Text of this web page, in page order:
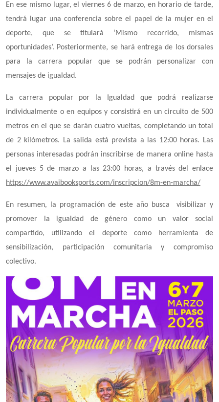
En ese mismo lugar, el viernes 6 de marzo, en horario de tarde,
tendrá lugar una conferencia sobre el papel de la mujer en el
deporte, que se titulará ‘Mismo recorrido, mismas
oportunidades’. Posteriormente, se hará entrega de los dorsales
para la carrera popular que se podrán personalizar con
mensajes de igualdad.
La carrera popular por la Igualdad que podrá realizarse
individualmente o en equipos y consistirá en un circuito de 500
metros en el que se darán cuatro vueltas, completando un total
de 2 kilómetros. La salida está prevista a las 12:00 horas. Las
personas interesadas podrán inscribirse de manera online hasta
el jueves 5 de marzo a las 23:00 horas, a través del enlace
https://www.avaibooksports.com/inscripcion/8m-en-marcha/
En resumen, la programación de este año busca visibilizar y
promover la igualdad de género como un valor social
compartido, utilizando el deporte como herramienta de
sensibilización, participación comunitaria y compromiso
colectivo.